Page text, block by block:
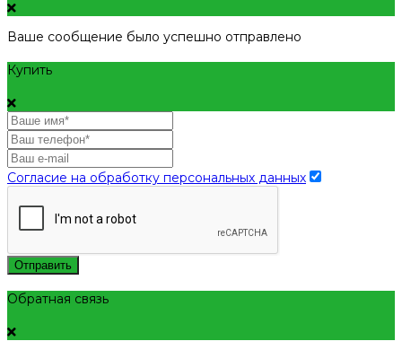
Ваше сообщение было успешно отправлено
Купить
Согласие на обработку персональных данных
Отправить
Обратная связь